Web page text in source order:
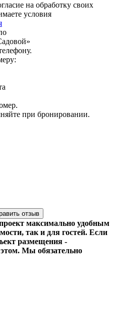
на обработку своих
условия
при бронировании.
отзыв
максимально удобным
так и для гостей. Если
размещения -
Мы обязательно